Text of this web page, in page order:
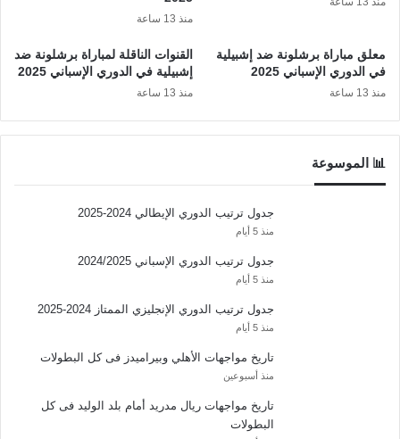
منذ 13 ساعة
معلق مباراة برشلونة ضد إشبيلية
في الدوري الإسباني 2025
منذ 13 ساعة
القنوات الناقلة لمباراة برشلونة ضد
إشبيلية في الدوري الإسباني 2025
منذ 13 ساعة
📊 الموسوعة
جدول ترتيب الدوري الإيطالي 2024-2025
منذ 5 أيام
جدول ترتيب الدوري الإسباني 2024/2025
منذ 5 أيام
جدول ترتيب الدوري الإنجليزي الممتاز 2024-2025
منذ 5 أيام
تاريخ مواجهات الأهلي وبيراميدز فى كل البطولات
منذ أسبوعين
تاريخ مواجهات ريال مدريد أمام بلد الوليد فى كل
البطولات